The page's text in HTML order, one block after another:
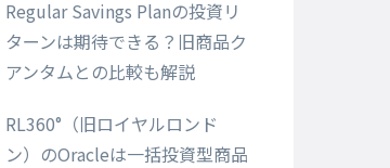
Regular Savings Planの投資リ
ターンは期待できる？旧商品ク
アンタムとの比較も解説
RL360°（旧ロイヤルロンド
ン）のOracleは一括投資型商品